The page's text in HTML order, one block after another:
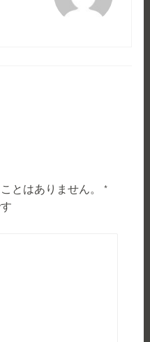
とはありません。
*